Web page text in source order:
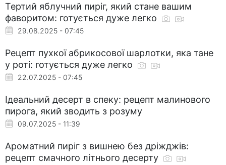
Тертий яблучний пиріг, який стане вашим
фаворитом: готується дуже легко
29.08.2025 - 07:45
Рецепт пухкої абрикосової шарлотки, яка тане
у роті: готується дуже легко
22.07.2025 - 07:45
Ідеальний десерт в спеку: рецепт малинового
пирога, який зводить з розуму
09.07.2025 - 11:39
Ароматний пиріг з вишнею без дріжджів:
рецепт смачного літнього десерту